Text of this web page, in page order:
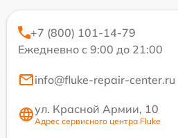
+7 (800) 101-14-79
Ежедневно с 9:00 до 21:00
info@fluke-repair-center.ru
ул. Красной Армии, 10
Адрес сервисного центра Fluke